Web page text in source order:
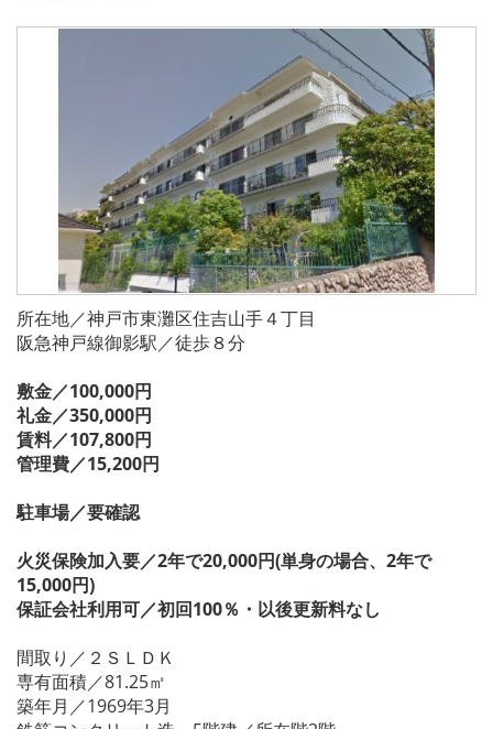
所在地／神戸市東灘区住吉山手４丁目
阪急神戸線御影駅／徒歩８分
敷金／100,000円
礼金／350,000円
賃料／107,800円
管理費／15,200円
駐車場／要確認
火災保険加入要／2年で20,000円(単身の場合、2年で
15,000円)
保証会社利用可／初回100％・以後更新料なし
間取り／２ＳＬＤＫ
専有面積／81.25㎡
築年月／1969年3月